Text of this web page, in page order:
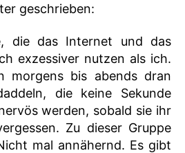
geschrieben:
die das Internet und das
exzessiver nutzen als ich.
morgens bis abends dran
die keine Sekunde
werden, sobald sie ihr
Zu dieser Gruppe
mal annähernd. Es gibt